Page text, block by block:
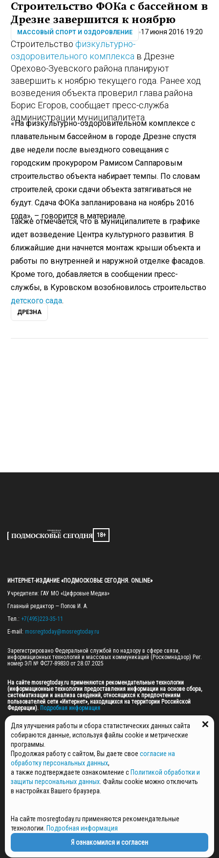
Строительство ФОКа с бассейном в
Дрезне завершится к ноябрю
МАССОВЫЙ СПОРТ И ОЗДОРОВЛЕНИЕ 17 июня 2016 19:20
Строительствофизкультурно-
оздоровительного комплекса в Дрезне
Орехово-Зуевского района планируют
завершить к ноябрю текущего года. Ранее ход
возведения объекта проверил глава района
Борис Егоров, сообщает пресс-служба
администрации муниципалитета.
«На физкультурно-оздоровительном комплексе с
плавательным бассейном в городе Дрезне спустя
две недели после выездного совещания с
городским прокурором Рамисом Саппаровым
строительство объекта набирает темпы. По словам
строителей, сроки сдачи объекта затягиваться не
будут. Сдача ФОКа запланирована на ноябрь 2016
года», – говорится в материале.
Также отмечается, что в муниципалитете в графике
идет возведение Центра культурного развития. В
ближайшие дни начнется монтаж крыши объекта и
работы по внутренней и наружной отделке фасадов.
Кроме того, добавляется в сообщении пресс-
службы, в Куровском возобновилось строительство
детского сада.
ДРЕЗНА
18+
ИНТЕРНЕТ-ИЗДАНИЕ «ПОДМОСКОВЬЕ СЕГОДНЯ. ONLINE»
Учредители: ГАУ МО «Цифровые Медиа»
Главный редактор — Попов И. А.
Тел.: +7(495)223-35-11
E-mail: mosregtoday@mosregtoday.ru
Зарегистрировано Федеральной службой по надзору в сфере связи,
информационных технологий и массовых коммуникаций (Роскомнадзор) Рег.
номер ЭЛ № ФС77-89830 от 28.07.2025
На сайте mosregtoday.ru применяются рекомендательные технологии
(информационные технологии предоставления информации на основе сбора,
систематизации и анализа сведений, относящихся к предпочтениям
пользователей сети «Интернет», находящихся на территории Российской
Федерации). Подробная информация
© 2026 ПРАВА НА ВСЕ МАТЕРИАЛЫ САЙТА ПРИНАДЛЕЖАТ ГАУ МО "ЦИФРОВЫЕ
МЕДИА" (ОГРН: 1255000059467).
ПОЛИТИКА ОБРАБОТКИ И ЗАЩИТЫ ПЕРСОНАЛЬНЫХ ДАННЫХ
НОВОСТИ
ГАЗЕТЫ
РЕКЛАМОДАТЕЛЯМ
СПЕЦПРОЕКТЫ
СТАТЬИ
ПОЛИТИКА КОНФИДЕНЦИАЛЬНОСТИ
Для улучшения работы и сбора статистических данных сайта
собираются данные, используя файлы cookie и метрические
программы.
Продолжая работу с сайтом, Вы даете свое согласие на
обработку персональных данных,
а также подтверждаете ознакомление с Политикой обработки и
защиты персональных данных . Файлы cookie можно отключить
в настройках Вашего браузера.
На сайте mosregtoday.ru применяются рекомендательные
технологии. Подробная информация
Я ознакомился и согласен